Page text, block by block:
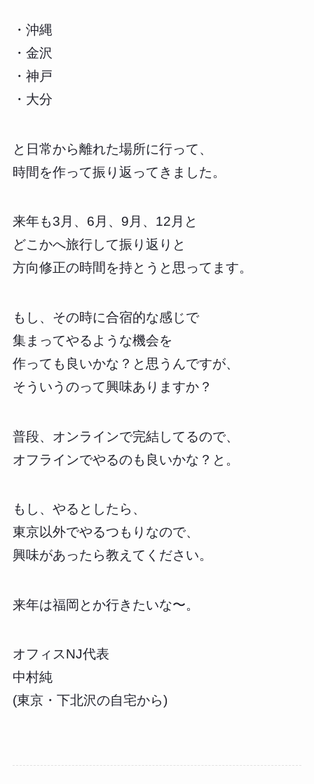
・沖縄
・金沢
・神戸
・大分
と日常から離れた場所に行って、
時間を作って振り返ってきました。
来年も3月、6月、9月、12月と
どこかへ旅行して振り返りと
方向修正の時間を持とうと思ってます。
もし、その時に合宿的な感じで
集まってやるような機会を
作っても良いかな？と思うんですが、
そういうのって興味ありますか？
普段、オンラインで完結してるので、
オフラインでやるのも良いかな？と。
もし、やるとしたら、
東京以外でやるつもりなので、
興味があったら教えてください。
来年は福岡とか行きたいな〜。
オフィスNJ代表
中村純
(東京・下北沢の自宅から)